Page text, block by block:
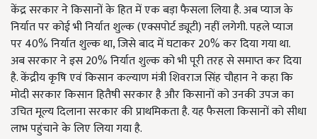
केंद्र सरकार ने किसानों के हित में एक बड़ा फैसला लिया है. अब प्याज के
निर्यात पर कोई भी निर्यात शुल्क (एक्सपोर्ट ड्यूटी) नहीं लगेगी. पहले प्याज
पर 40% निर्यात शुल्क था, जिसे बाद में घटाकर 20% कर दिया गया था.
अब सरकार ने इस 20% निर्यात शुल्क को भी पूरी तरह से समाप्त कर दिया
है. केंद्रीय कृषि एवं किसान कल्याण मंत्री शिवराज सिंह चौहान ने कहा कि
मोदी सरकार किसान हितैषी सरकार है और किसानों को उनकी उपज का
उचित मूल्य दिलाना सरकार की प्राथमिकता है. यह फैसला किसानों को सीधा
लाभ पहुंचाने के लिए लिया गया है.